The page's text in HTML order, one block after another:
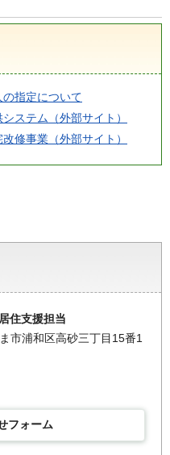
指定について
ステム（外部サイト）
修事業（外部サイト）
住支援担当
市浦和区高砂三丁目15番1
フォーム